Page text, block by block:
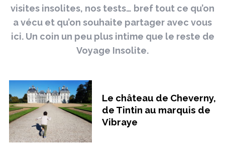
visites insolites, nos tests… bref tout ce qu’on
a vécu et qu’on souhaite partager avec vous
ici. Un coin un peu plus intime que le reste de
Voyage Insolite.
Le château de Cheverny,
de Tintin au marquis de
Vibraye